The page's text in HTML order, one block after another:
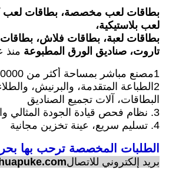
بطاقات لعب مخصصة، بطاقات لعب
لعب بلاستيكية،
بطاقات لعبة، بطاقات فلاش،
تاروت، صناديق الورق المطبوعة منذ
1مصنع مباشر بمساحة أكثر من 10000 متر مربع
2الطباعة المتقدمة، والبرنيش،
البطاقات، آلات تجميع الصناديق
3. نظام فحص قيادة الجودة المثالي والصارم
4. تسليم سريع، عينة تخزين مجانية
الطلبات المخصصة ترحب بها
بريد إلكتروني للاتصال